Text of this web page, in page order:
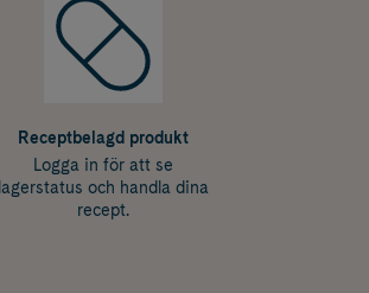
Receptbelagd produkt
Logga in för att se
lagerstatus och handla dina
recept.